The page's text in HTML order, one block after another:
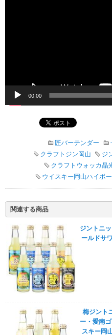
00:00
匠バーテンダー
クラフトジン岡山
ジ
クラフトウォッカ晶
ウイスキー岡山ハイボ
関連する商品
ジントニ
ールドサ
梅ジント
ー・愛南
スキー岡